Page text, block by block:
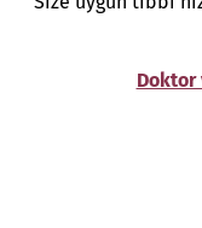
Doktor